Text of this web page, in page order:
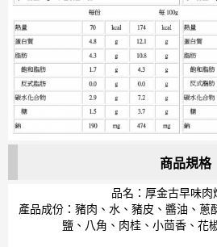
商品規格
品名：厚金古早味肉
產品成份：豬肉、水、豬皮、醬油、蔥
鹽、八角、肉桂、小茴香、花